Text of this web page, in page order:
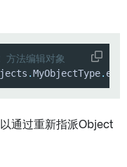
法编辑对象
.MyObjectType.
通过重新指派Object